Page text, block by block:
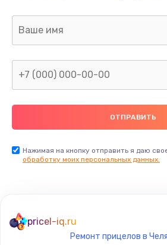
Нажимая на кнопку отправить я даю
обработку моих персональных данных.
pricel-iq.ru
Ремонт прицелов в